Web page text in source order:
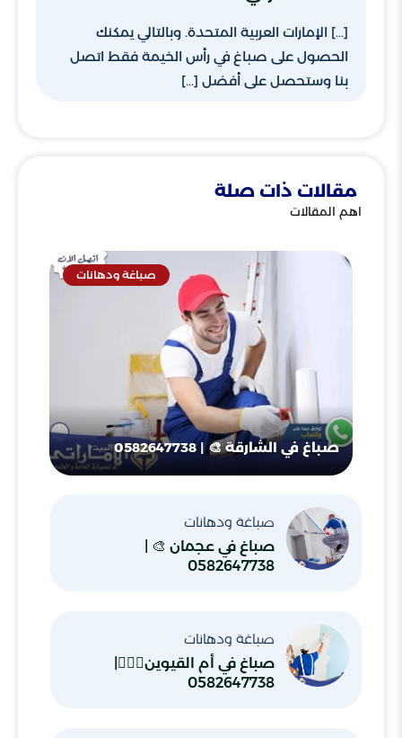
[…] الإمارات العربية المتحدة. وبالتالي يمكنك
الحصول على صباغ في رأس الخيمة فقط اتصل
بنا وستحصل على أفضل […]
مقالات ذات صلة
اهم المقالات
صباغة ودهانات
صباغ في الشارقة 🎨 | 0582647738
صباغة ودهانات
صباغ في عجمان 🎨 |
0582647738
صباغة ودهانات
صباغ في أم القيوين👷🏼‍♂️|
0582647738